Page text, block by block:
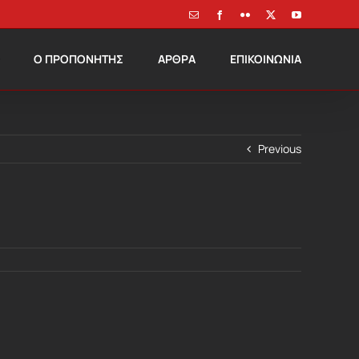
Email FacebookFlickr YouTube
Ο ΠΡΟΠΟΝΗΤΗΣ ΑΡΘΡΑ ΕΠΙΚΟΙΝΩΝΙΑ
Previous